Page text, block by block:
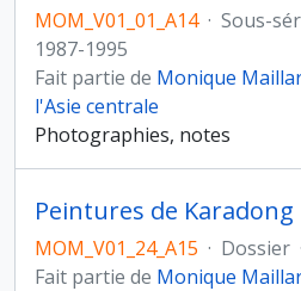
MOM_V01_01_A14 · Sous-
1987-1995
Fait partie de Monique
l'Asie centrale
Photographies, notes
Peintures de Karadong
MOM_V01_24_A15 · Dossier ·
Fait partie de Monique